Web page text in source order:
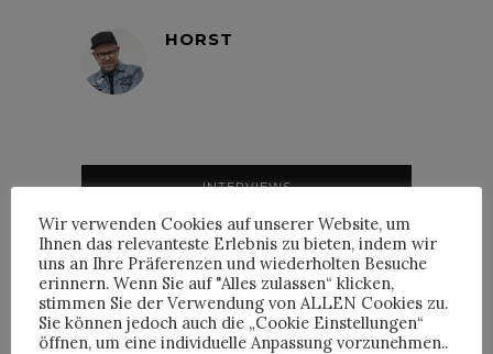
HORST
INTERVIEWS
TRIXIE MATTEL IM
INTERVIEW
Wir verwenden Cookies auf unserer Website, um
Ihnen das relevanteste Erlebnis zu bieten, indem wir
uns an Ihre Präferenzen und wiederholten Besuche
erinnern. Wenn Sie auf "Alles zulassen“ klicken,
stimmen Sie der Verwendung von ALLEN Cookies zu.
Sie können jedoch auch die „Cookie Einstellungen“
öffnen, um eine individuelle Anpassung vorzunehmen..